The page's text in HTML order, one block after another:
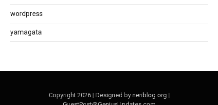
wordpress
yamagata
Copyright 2026 | Designed by neriblog.org |